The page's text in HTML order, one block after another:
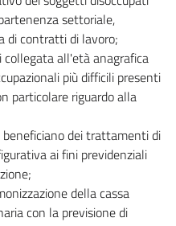
settoriale,
di contratti di lavoro;
all'età anagrafica
più difficili presenti
particolare riguardo alla
dei trattamenti di
ai fini previdenziali
della cassa
con la previsione di